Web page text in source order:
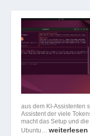
aus dem KI-Assistenten
Assistent der viele
macht das Setup und
Ubuntu…weiterlesen